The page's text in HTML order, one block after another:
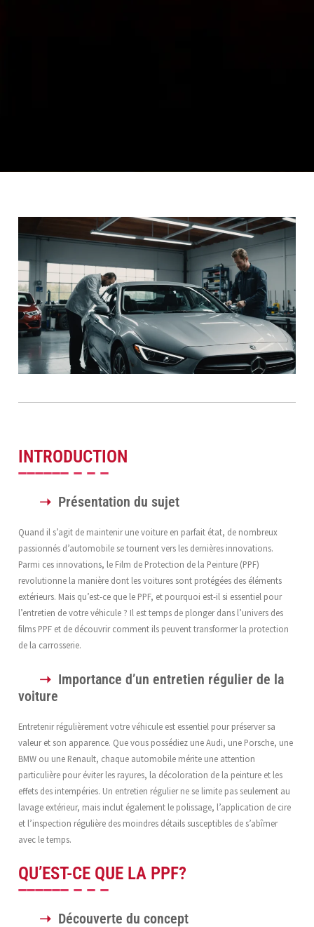
INTRODUCTION
Présentation du sujet
Quand il s’agit de maintenir une voiture en parfait état, de nombreux
passionnés d’automobile se tournent vers les dernières innovations.
Parmi ces innovations, le Film de Protection de la Peinture (PPF)
revolutionne la manière dont les voitures sont protégées des éléments
extérieurs. Mais qu’est-ce que le PPF, et pourquoi est-il si essentiel pour
l’entretien de votre véhicule ? Il est temps de plonger dans l’univers des
films PPF et de découvrir comment ils peuvent transformer la protection
de la carrosserie.
Importance d’un entretien régulier de la
voiture
Entretenir régulièrement votre véhicule est essentiel pour préserver sa
valeur et son apparence. Que vous possédiez une Audi, une Porsche, une
BMW ou une Renault, chaque automobile mérite une attention
particulière pour éviter les rayures, la décoloration de la peinture et les
effets des intempéries. Un entretien régulier ne se limite pas seulement au
lavage extérieur, mais inclut également le polissage, l’application de cire
et l’inspection régulière des moindres détails susceptibles de s’abîmer
avec le temps.
QU’EST-CE QUE LA PPF?
Découverte du concept